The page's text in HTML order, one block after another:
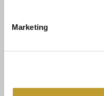
Marketing